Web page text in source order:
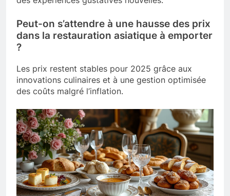
Peut-on s’attendre à une hausse des prix
dans la restauration asiatique à emporter
?
Les prix restent stables pour 2025 grâce aux
innovations culinaires et à une gestion optimisée
des coûts malgré l’inflation.